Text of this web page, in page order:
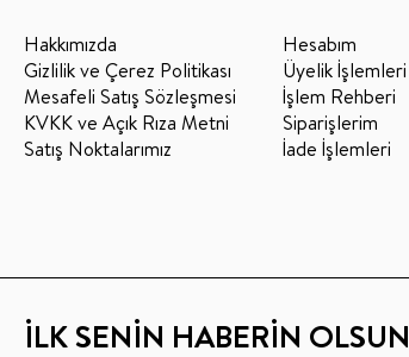
Hakkımızda
Gizlilik ve Çerez Politikası
Mesafeli Satış Sözleşmesi
KVKK ve Açık Rıza Metni
Satış Noktalarımız
Hesabım
Üyelik İşlemleri
İşlem Rehberi
Siparişlerim
İade İşlemleri
İLK SENİN HABERİN OLSUN